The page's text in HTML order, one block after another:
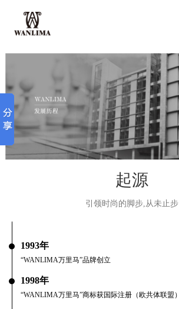
起源
引领时尚的脚步,从未止步
1993年
“WANLIMA万里马”品牌创立
1998年
“WANLIMA万里马”商标获国际注册（欧共体联盟）